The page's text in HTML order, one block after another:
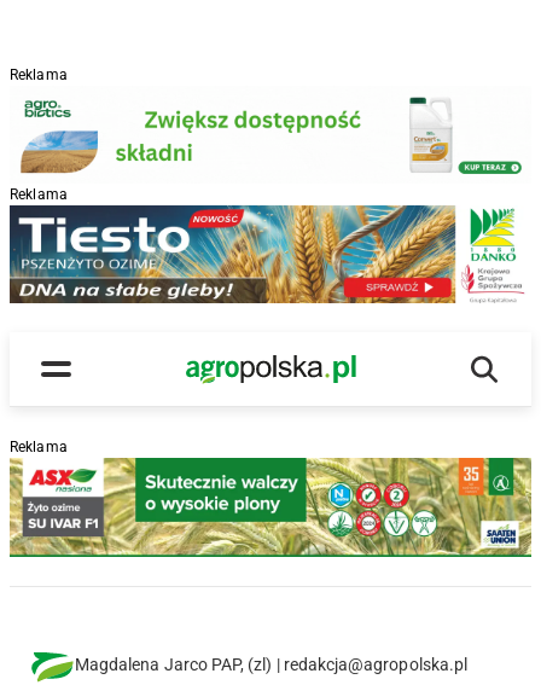
Reklama
Reklama
Menu
Main Logo
Reklama
Magdalena Jarco PAP, (zl) | redakcja@agropolska.pl